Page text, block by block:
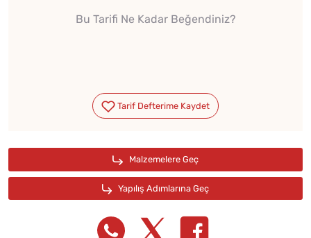
Bu Tarifi Ne Kadar Beğendiniz?